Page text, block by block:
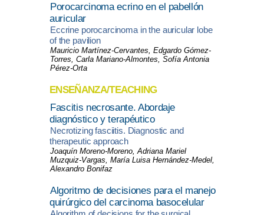
Porocarcinoma ecrino en el pabellón
auricular
Eccrine porocarcinoma in the auricular lobe
of the pavilion
Mauricio Martínez-Cervantes, Edgardo Gómez-
Torres, Carla Mariano-Almontes, Sofía Antonia
Pérez-Orta
ENSEÑANZA/TEACHING
Fascitis necrosante. Abordaje
diagnóstico y terapéutico
Necrotizing fasciitis. Diagnostic and
therapeutic approach
Joaquín Moreno-Moreno, Adriana Mariel
Muzquiz-Vargas, María Luisa Hernández-Medel,
Alexandro Bonifaz
Algoritmo de decisiones para el manejo
quirúrgico del carcinoma basocelular